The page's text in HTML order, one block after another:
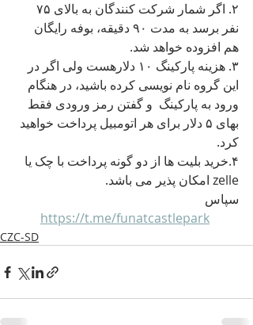
نفر برسد به مدت ۹۰ دقیقه، بوفه رایگان
هم افزوده خواهد شد.
۳. هزینه پارکینگ ۱۰ دلارهست ولی اگر در
این گروه نام نویسی کرده باشید، در هنگام
ورود به پارکینگ  و گفتن رمز ورودی فقط
بهای ۵ دلار برای هر اتومبیل پرداخت خواهید
کرد.
۴.خرید بلیت ها از دو گونه پرداخت با چک یا
zelle امکان پذیر می باشد.
سپاس
https://t.me/funatcastlepark
CZC-SD